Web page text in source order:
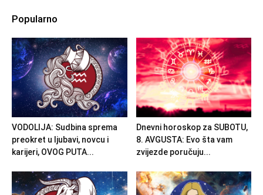
Popularno
VODOLIJA: Sudbina sprema
preokret u ljubavi, novcu i
karijeri, OVOG PUTA...
Dnevni horoskop za SUBOTU,
8. AVGUSTA: Evo šta vam
zvijezde poručuju...